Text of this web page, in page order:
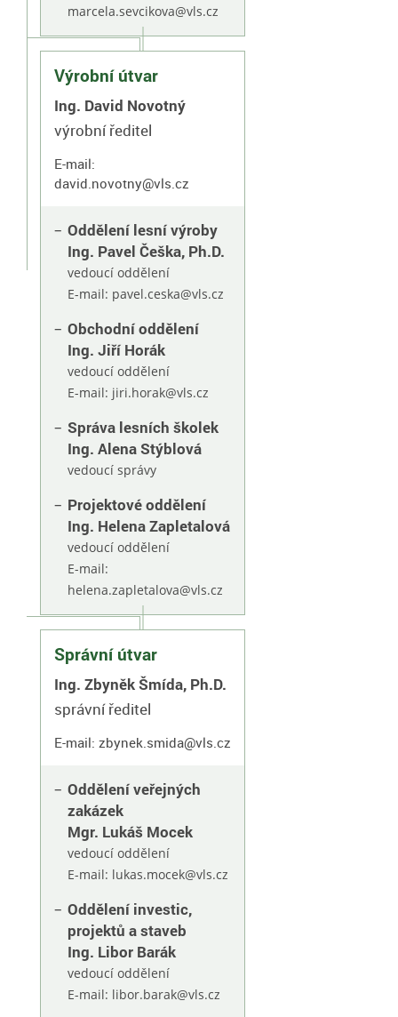
marcela.sevcikova@vls.cz
Výrobní útvar
Ing. David Novotný
výrobní ředitel
E-mail:
david.novotny@vls.cz
Oddělení lesní výroby
Ing. Pavel Češka, Ph.D.
vedoucí oddělení
E-mail: pavel.ceska@vls.cz
Obchodní oddělení
Ing. Jiří Horák
vedoucí oddělení
E-mail: jiri.horak@vls.cz
Správa lesních školek
Ing. Alena Stýblová
vedoucí správy
Projektové oddělení
Ing. Helena Zapletalová
vedoucí oddělení
E-mail:
helena.zapletalova@vls.cz
Správní útvar
Ing. Zbyněk Šmída, Ph.D.
správní ředitel
E-mail: zbynek.smida@vls.cz
Oddělení veřejných
zakázek
Mgr. Lukáš Mocek
vedoucí oddělení
E-mail: lukas.mocek@vls.cz
Oddělení investic,
projektů a staveb
Ing. Libor Barák
vedoucí oddělení
E-mail: libor.barak@vls.cz